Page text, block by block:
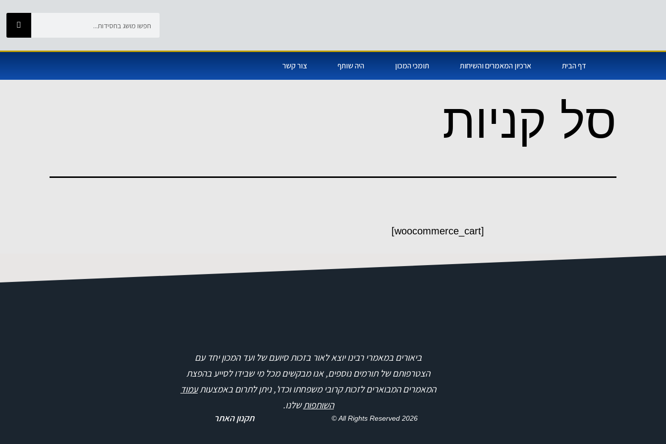
דף הבית ארכיון המאמרים והשיחות תומכי המכון היה שותף צור קשר
סל קניות
[woocommerce_cart]
ביאורים במאמרי רבינו יוצא לאור בזכות סיועם של ועד המכון יחד עם
הצטרפותם של תורמים נוספים, אנו מבקשים מכל מי שבידו לסייע בהפצת
המאמרים המבוארים לזכות קרובי משפחתו וכדו', ניתן לתרום באמצעותעמוד
השותפותשלנו.
All Rights Reserved 2026 © תקנון האתר